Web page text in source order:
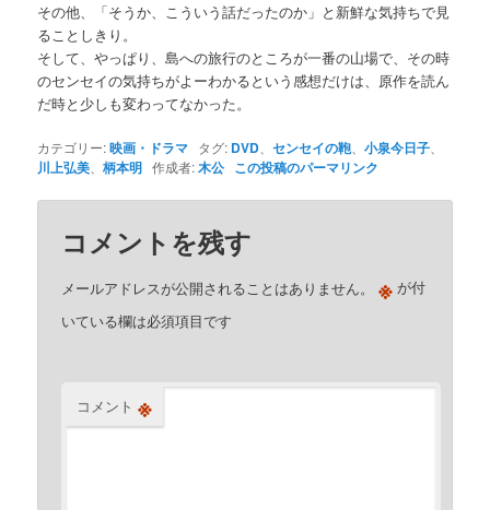
その他、「そうか、こういう話だったのか」と新鮮な気持ちで見
ることしきり。
そして、やっぱり、島への旅行のところが一番の山場で、その時
のセンセイの気持ちがよーわかるという感想だけは、原作を読ん
だ時と少しも変わってなかった。
カテゴリー:映画・ドラマ タグ: DVD 、センセイの鞄 、小泉今日子
川上弘美 、柄本明 作成者:木公 この投稿のパーマリンク
コメントを残す
メールアドレスが公開されることはありません。 ※ が付
いている欄は必須項目です
コメント ※